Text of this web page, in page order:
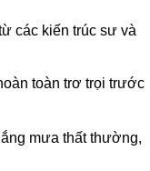
các kiến trúc sư và
toàn trơ trọi trước
mưa thất thường,